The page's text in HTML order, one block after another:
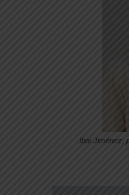
Ibai Jiménez,